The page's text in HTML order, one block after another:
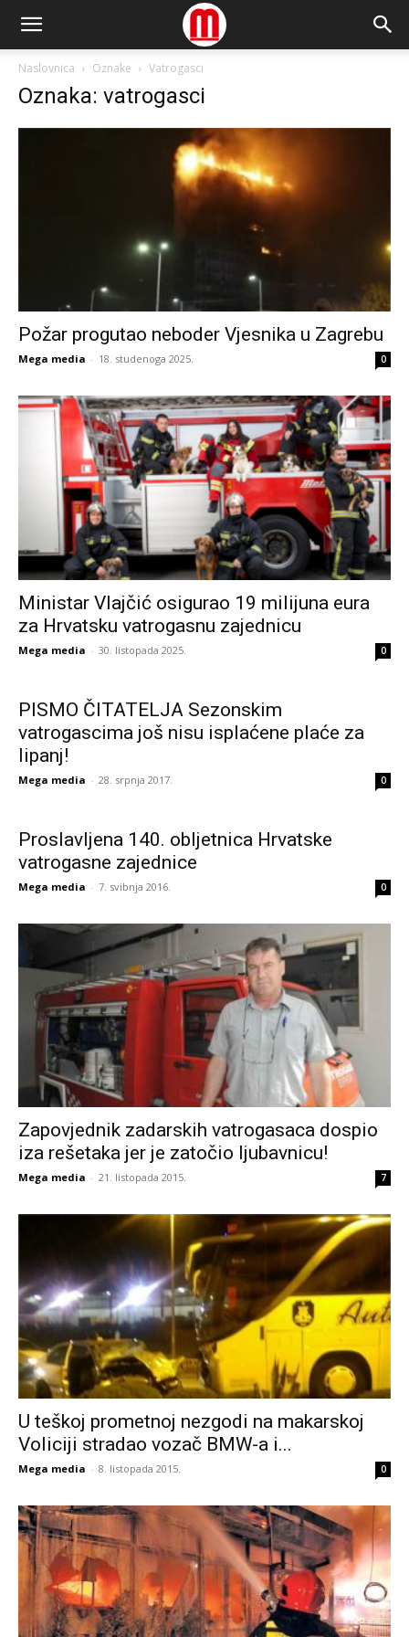
Naslovnica Oznake Vatrogasci
Oznaka: vatrogasci
Požar progutao neboder Vjesnika u Zagrebu
Mega media - 18. studenoga 2025. 0
Ministar Vlajčić osigurao 19 milijuna eura
za Hrvatsku vatrogasnu zajednicu
Mega media - 30. listopada 2025. 0
PISMO ČITATELJA Sezonskim
vatrogascima još nisu isplaćene plaće za
lipanj!
Mega media - 28. srpnja 2017. 0
Proslavljena 140. obljetnica Hrvatske
vatrogasne zajednice
Mega media - 7. svibnja 2016. 0
Zapovjednik zadarskih vatrogasaca dospio
iza rešetaka jer je zatočio ljubavnicu!
Mega media - 21. listopada 2015. 7
U teškoj prometnoj nezgodi na makarskoj
Voliciji stradao vozač BMW-a i...
Mega media - 8. listopada 2015. 0